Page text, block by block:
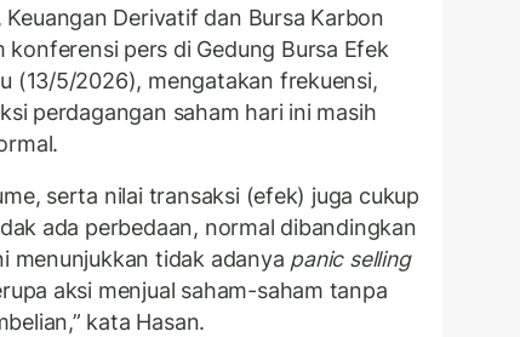
Keuangan Derivatif dan Bursa Karbon
konferensi pers di Gedung Bursa Efek
(13/5/2026), mengatakan frekuensi,
perdagangan saham hari ini masih
serta nilai transaksi (efek) juga cukup
ada perbedaan, normal dibandingkan
menunjukkan tidak adanya panic selling
aksi menjual saham-saham tanpa
kata Hasan.